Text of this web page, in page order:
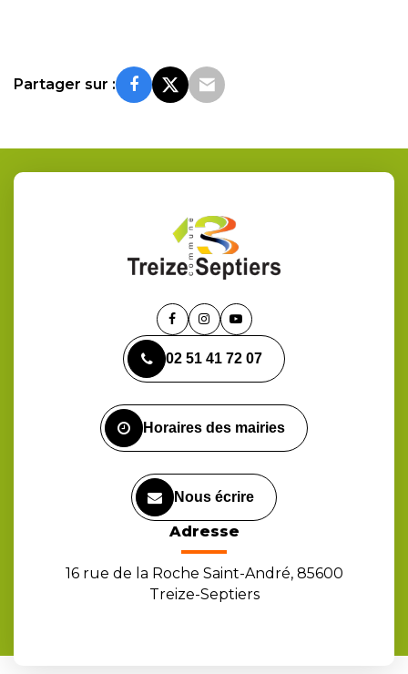
Partager sur :
Lien
le
compte
Lien
le
compte
Lien
la
chaîne
02 51 41 72 07
Horaires des mairies
Nous écrire
Adresse
16 rue de la Roche Saint-André, 85600
Treize-Septiers